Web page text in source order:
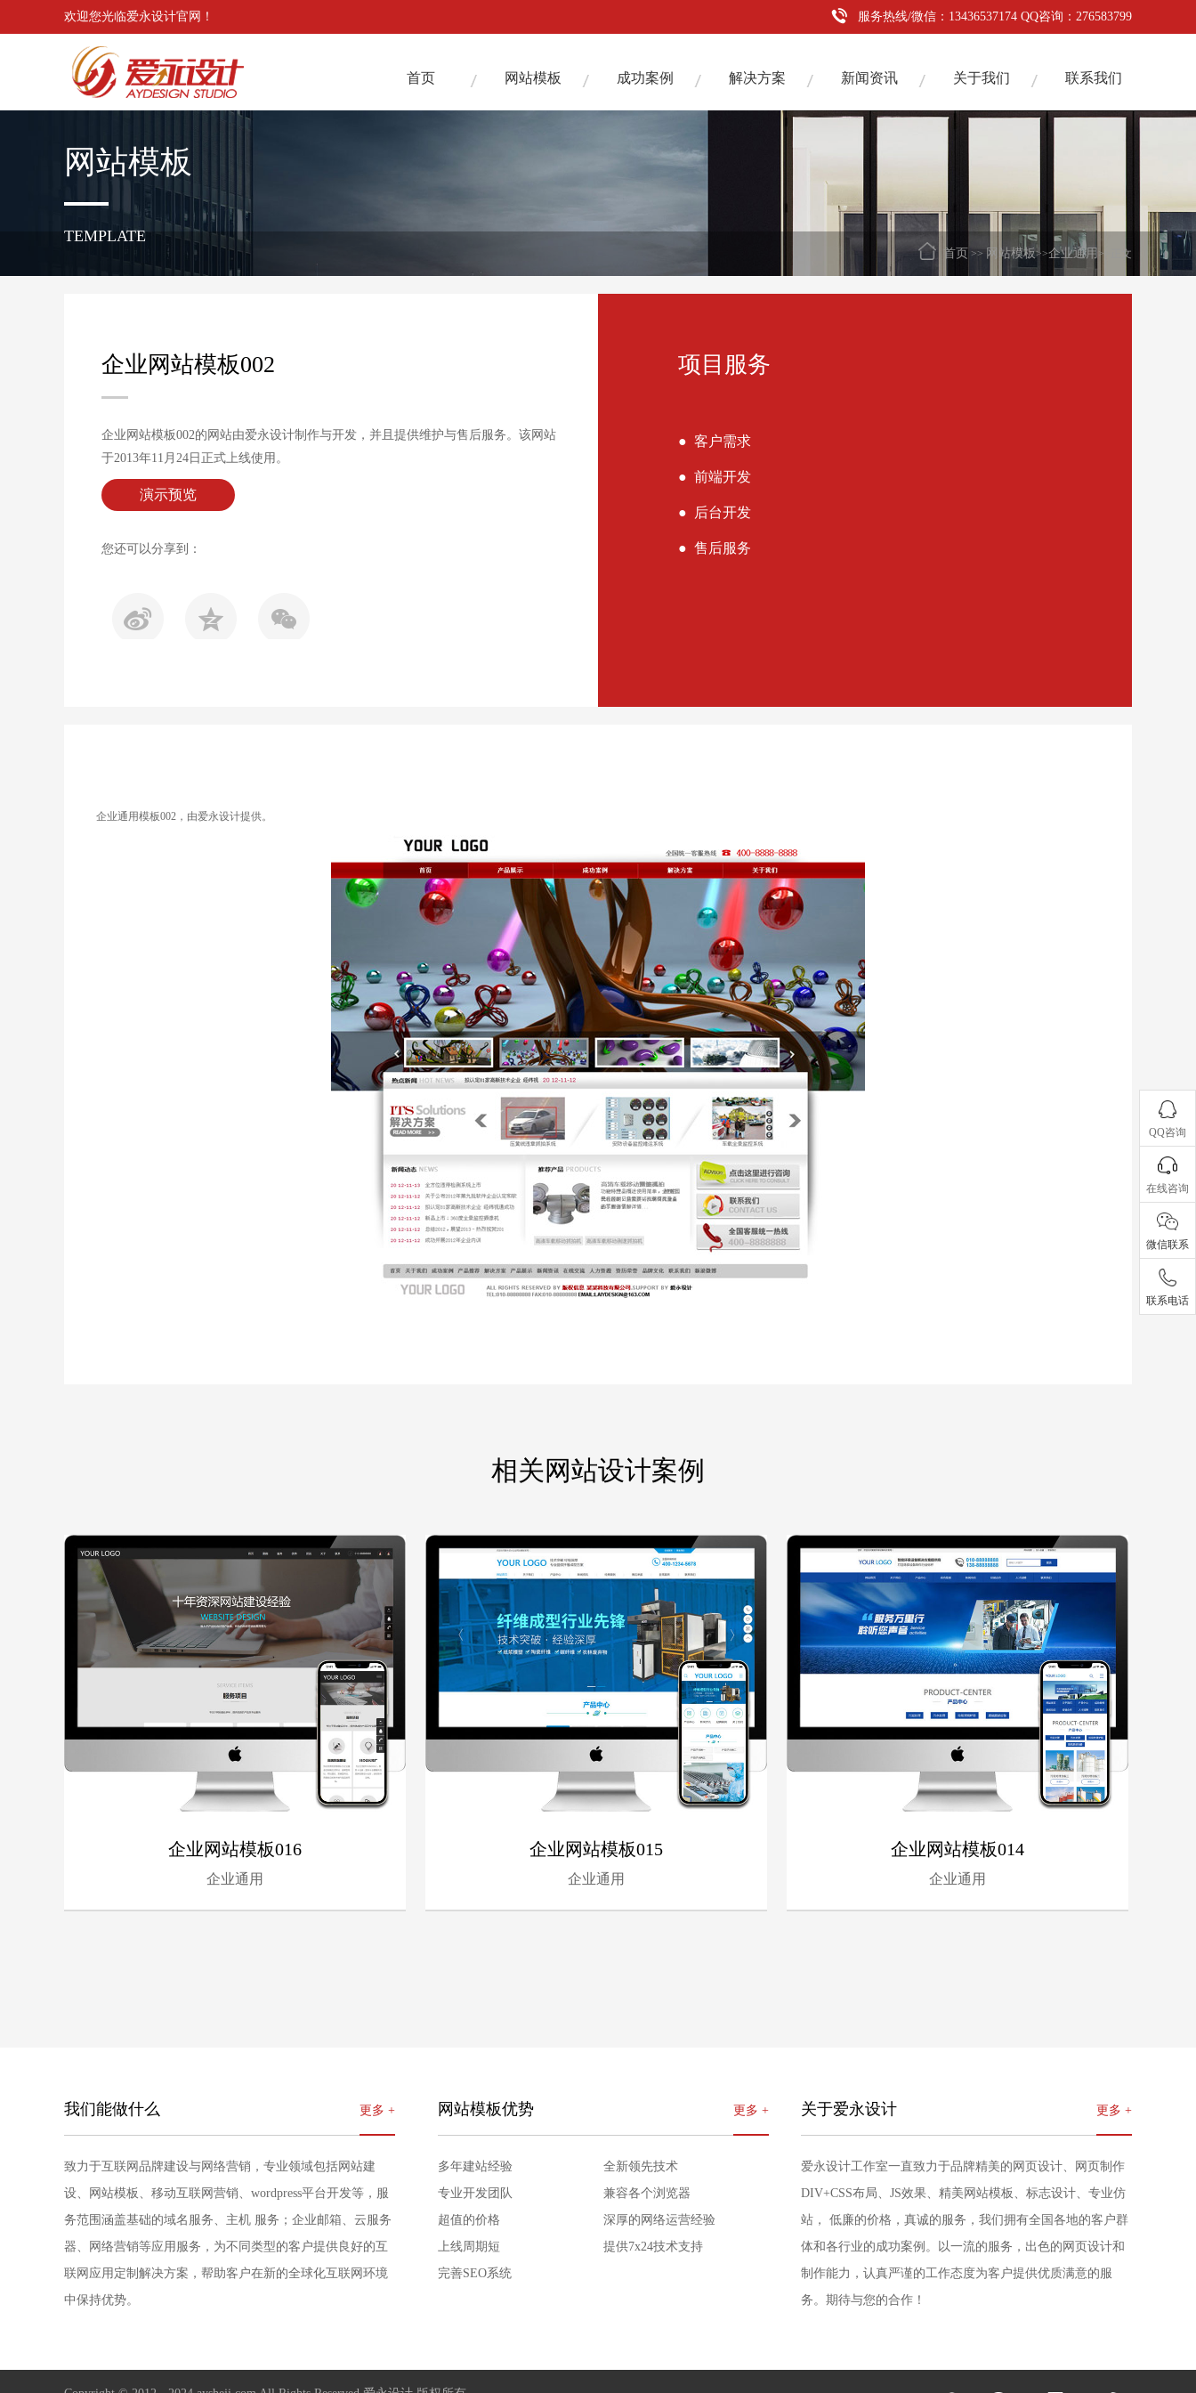
欢迎您光临爱永设计官网！ 服务热线/微信：13436537174 QQ咨询：276583799
首页 网站模板 成功案例 解决方案 新闻资讯 关于我们 联系我们
网站模板
TEMPLATE
首页 >> 网站模板>>企业通用 >>正文
企业网站模板002
企业网站模板002的网站由爱永设计制作与开发，并且提供维护与售后服务。该网站
于2013年11月24日正式上线使用。
演示预览
您还可以分享到：
项目服务
● 客户需求
● 前端开发
● 后台开发
● 售后服务
企业通用模板002 ，由爱永设计提供。
相关网站设计案例
企业网站模板016
企业通用
企业网站模板015
企业通用
企业网站模板014
企业通用
更多 +
我们能做什么
致力于互联网品牌建设与网络营销，专业领域包括网站建
设、网站模板、移动互联网营销、wordpress平台开发等，服
务范围涵盖基础的域名服务、主机 服务；企业邮箱、云服务
器、网络营销等应用服务，为不同类型的客户提供良好的互
联网应用定制解决方案，帮助客户在新的全球化互联网环境
中保持优势。
更多 +
网站模板优势
多年建站经验
专业开发团队
超值的价格
上线周期短
完善SEO系统
全新领先技术
兼容各个浏览器
深厚的网络运营经验
提供7x24技术支持
更多 +
关于爱永设计
爱永设计工作室一直致力于品牌精美的网页设计、网页制作
DIV+CSS布局、JS效果、精美网站模板、标志设计、专业仿
站， 低廉的价格，真诚的服务，我们拥有全国各地的客户群
体和各行业的成功案例。以一流的服务，出色的网页设计和
制作能力，认真严谨的工作态度为客户提供优质满意的服
务。期待与您的合作！
QQ咨询
在线咨询
微信联系
联系电话